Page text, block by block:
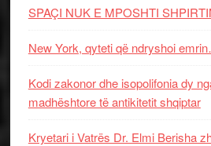
SPAÇI NUK E MPOSHTI
New York, qyteti që ndryshoi
Kodi zakonor dhe isopolifonia dy
madhështore të antikitetit shqiptar
Kryetari i Vatrës Dr. Elmi Berisha